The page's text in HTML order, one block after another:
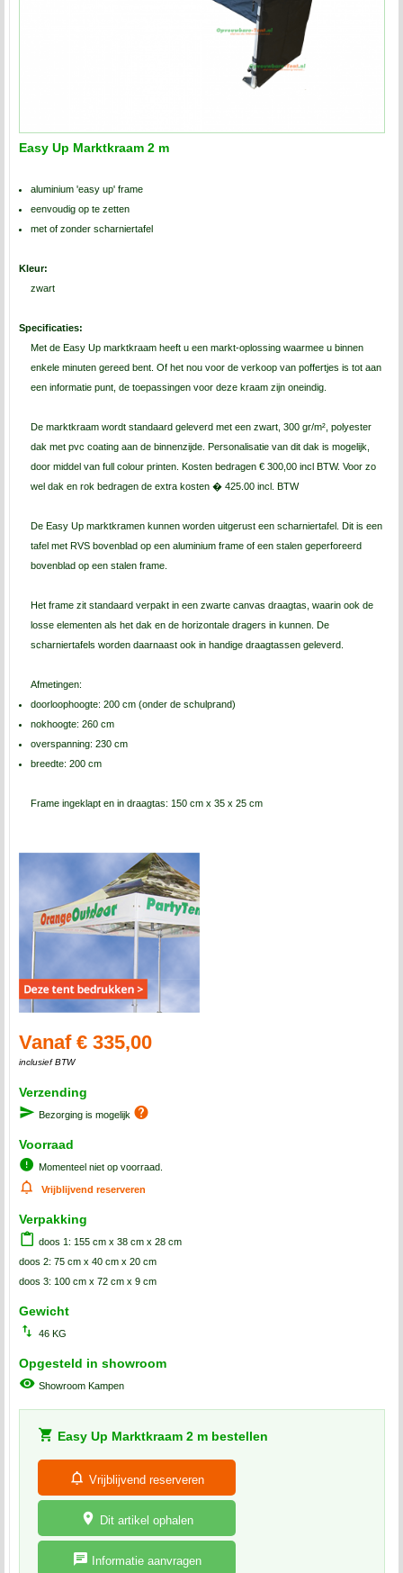
Easy Up Marktkraam 2 m
aluminium 'easy up' frame
eenvoudig op te zetten
met of zonder scharniertafel
Kleur:
zwart
Specificaties:
Met de Easy Up marktkraam heeft u een markt-oplossing waarmee u binnen
enkele minuten gereed bent. Of het nou voor de verkoop van poffertjes is tot aan
een informatie punt, de toepassingen voor deze kraam zijn oneindig.
De marktkraam wordt standaard geleverd met een zwart, 300 gr/m², polyester
dak met pvc coating aan de binnenzijde. Personalisatie van dit dak is mogelijk,
door middel van full colour printen. Kosten bedragen € 300,00 incl BTW. Voor zo
wel dak en rok bedragen de extra kosten � 425.00 incl. BTW
De Easy Up marktkramen kunnen worden uitgerust een scharniertafel. Dit is een
tafel met RVS bovenblad op een aluminium frame of een stalen geperforeerd
bovenblad op een stalen frame.
Het frame zit standaard verpakt in een zwarte canvas draagtas, waarin ook de
losse elementen als het dak en de horizontale dragers in kunnen. De
scharniertafels worden daarnaast ook in handige draagtassen geleverd.
Afmetingen:
doorloophoogte: 200 cm (onder de schulprand)
nokhoogte: 260 cm
overspanning: 230 cm
breedte: 200 cm
Frame ingeklapt en in draagtas: 150 cm x 35 x 25 cm
Vanaf € 335,00
inclusief BTW
Verzending
Bezorging is mogelijk
Voorraad
Momenteel niet op voorraad.
Vrijblijvend reserveren
Verpakking
doos 1: 155 cm x 38 cm x 28 cm
doos 2: 75 cm x 40 cm x 20 cm
doos 3: 100 cm x 72 cm x 9 cm
Gewicht
46 KG
Opgesteld in showroom
Showroom Kampen
Easy Up Marktkraam 2 m bestellen
Vrijblijvend reserveren
Dit artikel ophalen
Informatie aanvragen